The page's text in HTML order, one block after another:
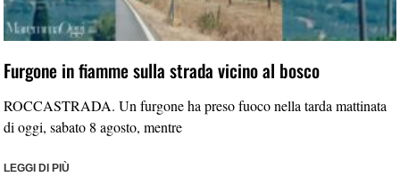
Furgone in fiamme sulla strada vicino al bosco
ROCCASTRADA. Un furgone ha preso fuoco nella tarda mattinata
di oggi, sabato 8 agosto, mentre
LEGGI DI PIÙ